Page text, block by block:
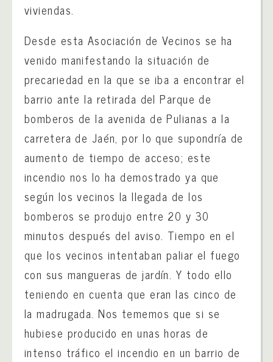
viviendas.
Desde esta Asociación de Vecinos se ha
venido manifestando la situación de
precariedad en la que se iba a encontrar el
barrio ante la retirada del Parque de
bomberos de la avenida de Pulianas a la
carretera de Jaén, por lo que supondría de
aumento de tiempo de acceso; este
incendio nos lo ha demostrado ya que
según los vecinos la llegada de los
bomberos se produjo entre 20 y 30
minutos después del aviso. Tiempo en el
que los vecinos intentaban paliar el fuego
con sus mangueras de jardín. Y todo ello
teniendo en cuenta que eran las cinco de
la madrugada. Nos tememos que si se
hubiese producido en unas horas de
intenso tráfico el incendio en un barrio de